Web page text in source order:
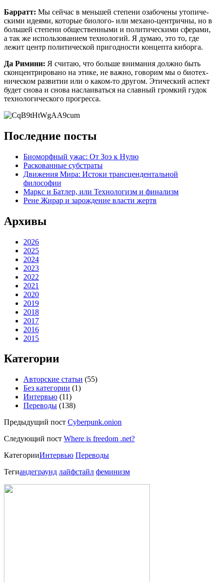
Бар­ратт: Мы сей­час в мень­шей сте­пе­ни оза­бо­че­ны уто­пи­че­
ски­ми иде­я­ми, кото­рые био­ло­го- или меха­но-цен­трич­ны, но в
боль­шей сте­пе­ни обще­ствен­ны­ми и поли­ти­че­ски­ми сфе­ра­ми,
а так же исполь­зо­ва­ни­ем тех­но­ло­гий. Я думаю, это то, где
лежит центр поли­ти­че­ской при­год­но­сти кон­цеп­та киборга.
Да Рими­ни: Я счи­таю, что боль­ше вни­ма­ния долж­но быть
скон­цен­три­ро­ва­но на эти­ке, не важ­но, гово­рим мы о био­тех­
ни­че­ском раз­ви­тии или о каком-то дру­гом. Эти­че­ский аспект
будет сно­ва и сно­ва насла­и­вать­ся на слав­ный гром­кий гудок
тех­но­ло­ги­че­ско­го прогресса.
Последние посты
Биоморфный ужас: От Зоэ к Нулю
Раскованные субстраты
Движения Мира: Истоки трансцендентальной
философии
Маркс и Батлер, или Технологизм и финализм
Рене Жирар и зарождение власти жертв
Архивы
2026
2025
2024
2023
2022
2021
2020
2019
2018
2017
2016
2015
Категории
Авторские статьи (55)
Без категории (1)
Интервью (11)
Переводы (138)
Предыдущий пост Cyberpunk.onion
Следующий пост Where is freedom .net?
КатегорииИнтервью Переводы
Тегиандеграунд лайфстайл феминизм